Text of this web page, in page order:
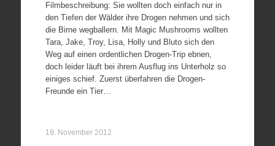
Filmbeschreibung: Sie wollten doch einfach nur in
den Tiefen der Wälder ihre Drogen nehmen und sich
die Birne wegballern. Mit Magic Mushrooms wollten
Tara, Jake, Troy, Lisa, Holly und Bluto sich den
Weg auf einen ordentlichen Drogen-Trip ebnen,
doch leider läuft bei ihrem Ausflug ins Unterholz so
einiges schief. Zuerst überfahren die Drogen-
Freunde ein Tier…
19. November 2012